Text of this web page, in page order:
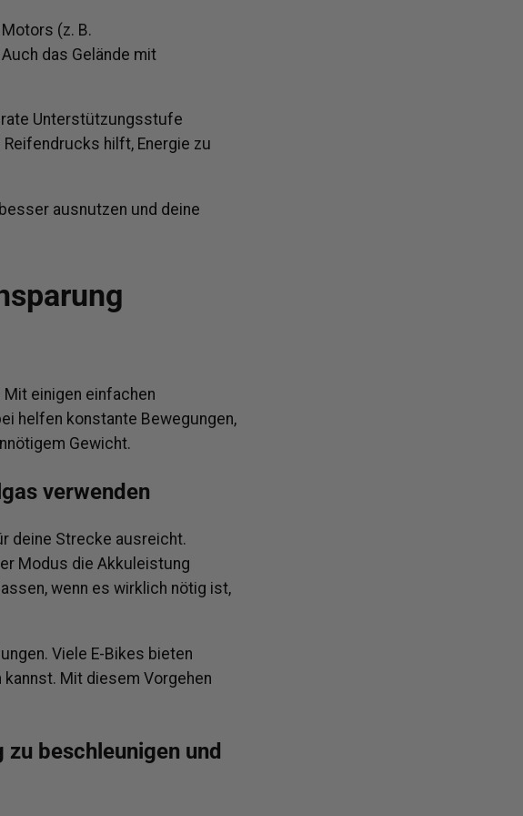
(z. B.
das Gelände mit
Unterstützungsstufe
hilft, Energie zu
ausnutzen und deine
einigen einfachen
helfen konstante Bewegungen,
Gewicht.
verwenden
deine Strecke ausreicht.
Modus die Akkuleistung
wenn es wirklich nötig ist,
Viele E-Bikes bieten
Mit diesem Vorgehen
beschleunigen und